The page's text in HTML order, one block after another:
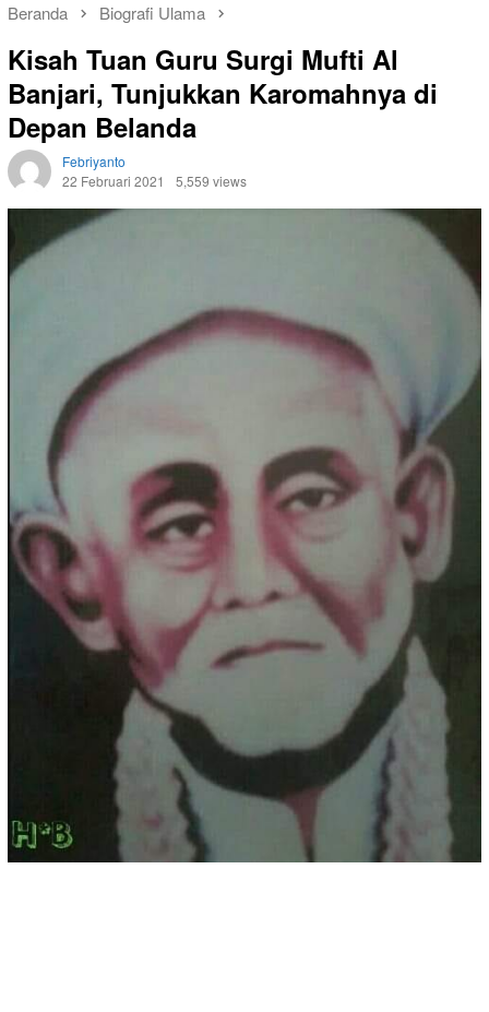
Beranda Biografi Ulama
Kisah Tuan Guru Surgi Mufti Al
Banjari, Tunjukkan Karomahnya di
Depan Belanda
Febriyanto
22 Februari 2021
5,559 views